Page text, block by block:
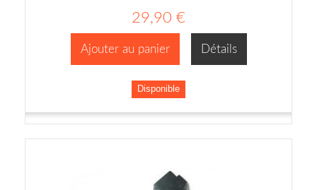
29,90 €
Ajouter au panier Détails
Disponible